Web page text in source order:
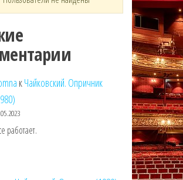
кЧайковский. Опричник
работает.